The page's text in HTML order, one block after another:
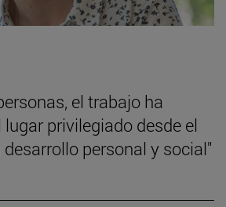
el trabajo ha
lugar privilegiado desde el
personal y social"